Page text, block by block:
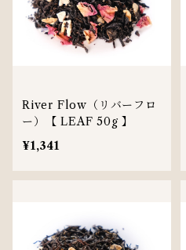
River Flow（リバーフロ
ー）【 LEAF 50g 】
¥1,341